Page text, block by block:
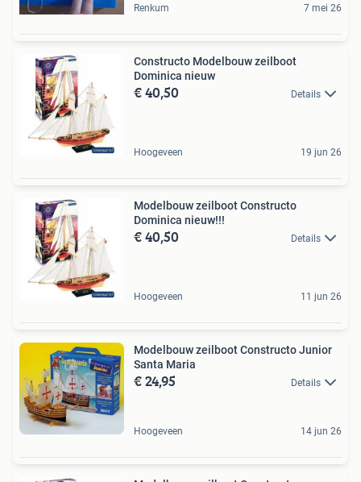
Renkum 7 mei 26
Constructo Modelbouw zeilboot
Dominica nieuw
€ 40,50 Details
Hoogeveen 19 jun 26
Modelbouw zeilboot Constructo
Dominica nieuw!!!
€ 40,50 Details
Hoogeveen 11 jun 26
Modelbouw zeilboot Constructo Junior
Santa Maria
€ 24,95 Details
Hoogeveen 14 jun 26